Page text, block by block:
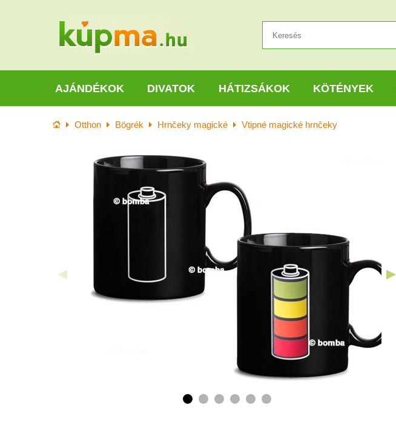
AJÁNDÉKOK DIVATOK HÁTIZSÁKOK KÖTÉNYEK
KezdőlapOtthon Bögrék Hrnčeky magické Vtipné magické hrnčeky